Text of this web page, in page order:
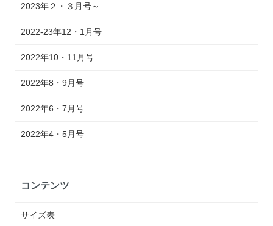
2023年２・３月号～
2022-23年12・1月号
2022年10・11月号
2022年8・9月号
2022年6・7月号
2022年4・5月号
コンテンツ
サイズ表